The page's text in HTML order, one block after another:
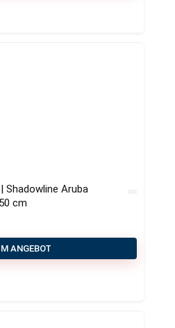
Shadowline Aruba
cm
ANGEBOT